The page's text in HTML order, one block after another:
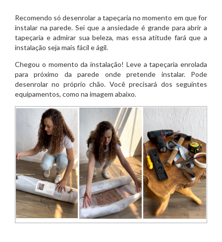
Recomendo só desenrolar a tapeçaria no momento em que for
instalar na parede. Sei que a ansiedade é grande para abrir a
tapeçaria e admirar sua beleza, mas essa atitude fará que a
instalação seja mais fácil e ágil.
Chegou o momento da instalação! Leve a tapeçaria enrolada
para próximo da parede onde pretende instalar. Pode
desenrolar no próprio chão. Você precisará dos seguintes
equipamentos, como na imagem abaixo.